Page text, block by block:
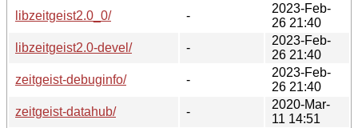
libzeitgeist2.0_0/
-
2023-Feb-
26 21:40
libzeitgeist2.0-devel/
-
2023-Feb-
26 21:40
zeitgeist-debuginfo/
-
2023-Feb-
26 21:40
zeitgeist-datahub/
-
2020-Mar-
11 14:51